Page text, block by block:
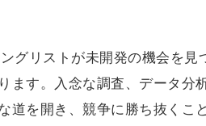
グリストが未開発の機会を見
ます。入念な調査、データ分
道を開き、競争に勝ち抜くこ